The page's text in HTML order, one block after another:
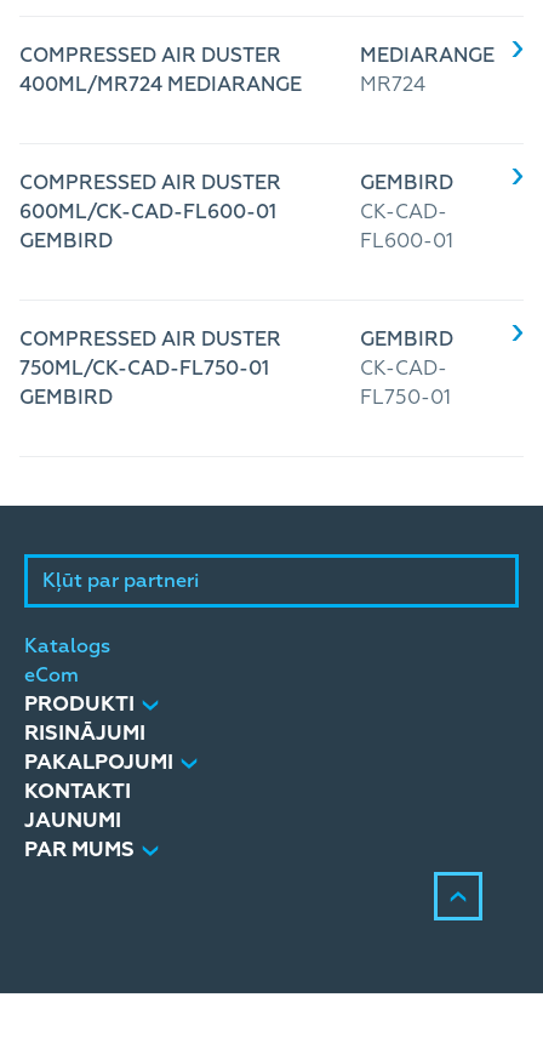
COMPRESSED AIR DUSTER
400ML/MR724 MEDIARANGE
MEDIARANGE
MR724
COMPRESSED AIR DUSTER
600ML/CK-CAD-FL600-01
GEMBIRD
GEMBIRD
CK-CAD-
FL600-01
COMPRESSED AIR DUSTER
750ML/CK-CAD-FL750-01
GEMBIRD
GEMBIRD
CK-CAD-
FL750-01
Kļūt par partneri
Katalogs
eCom
PRODUKTI
RISINĀJUMI
PAKALPOJUMI
KONTAKTI
JAUNUMI
PAR MUMS